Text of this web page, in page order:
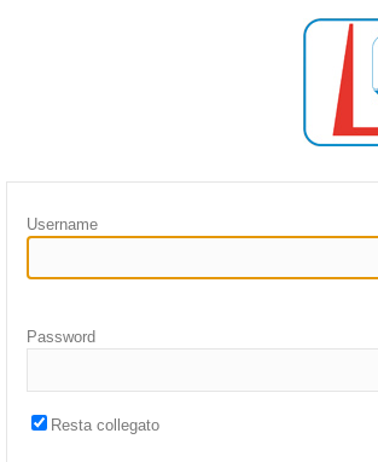
Username
Password
Resta collegato